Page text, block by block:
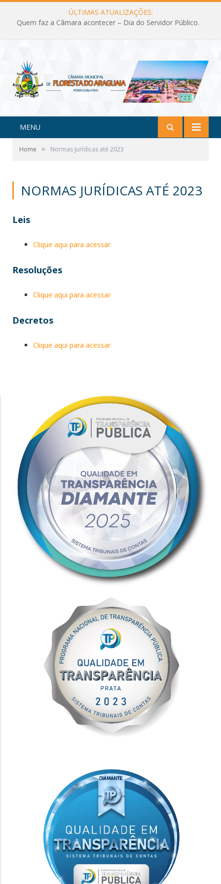
ÚLTIMAS ATUALIZAÇÕES:
Quem faz a Câmara acontecer – Dia do Servidor Público.
MENU
Home » Normas Jurídicas até 2023
NORMAS JURÍDICAS ATÉ 2023
Leis
Clique aqui para acessar
Resoluções
Clique aqui para acessar
Decretos
Clique aqui para acessar